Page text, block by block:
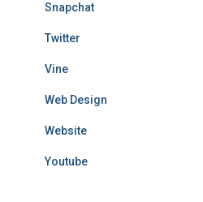
Snapchat
Twitter
Vine
Web Design
Website
Youtube